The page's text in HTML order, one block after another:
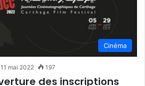
Cinéma
11 mai 2022 197
des inscriptions